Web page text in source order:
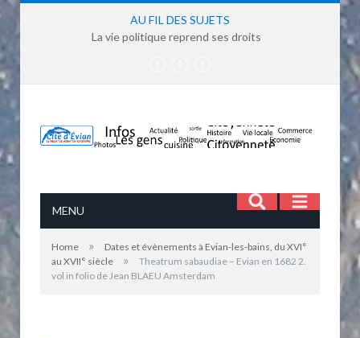
AU FIL DES SUJETS
La vie politique reprend ses droits
MENU
Home »
Dates et évènements à Evian-les-bains, du XVI°
au XVII° siècle
»
Theatrum sabaudiae – Evian en 1682 2.
vol in folio de Jean BLAEU Amsterdam
Theatrum sabaudiae - Evian en 1682 2. vol in folio
de Jean BLAEU Amsterdam - extrait d'Evian-les